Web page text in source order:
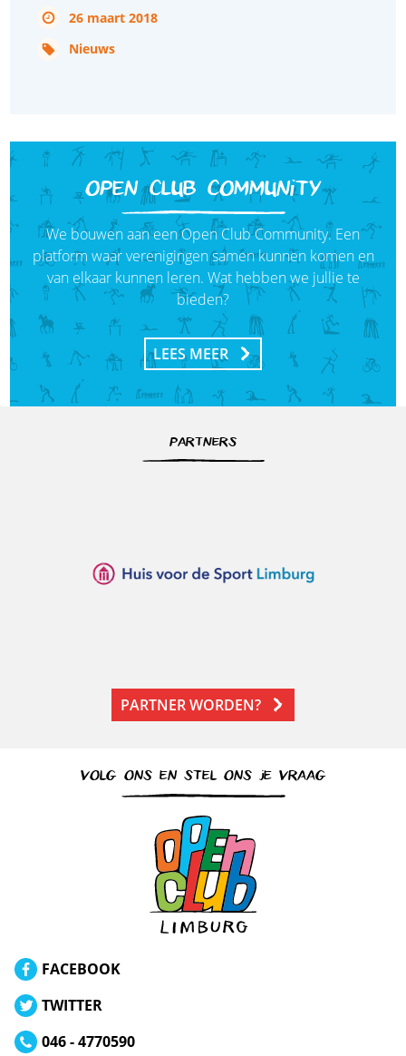
26 maart 2018
Nieuws
OPEN CLUB COMMUNITY
We bouwen aan een Open Club Community. Een
platform waar verenigingen samen kunnen komen en
van elkaar kunnen leren. Wat hebben we jullie te
bieden?
LEES MEER
PARTNERS
PARTNER WORDEN?
VOLG ONS EN STEL ONS JE VRAAG
FACEBOOK
TWITTER
046 - 4770590